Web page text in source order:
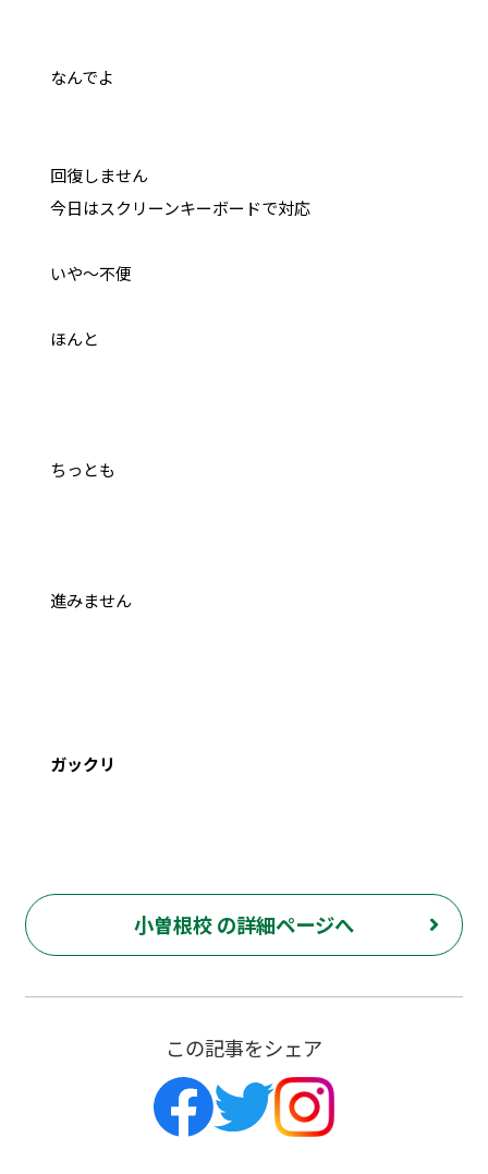
なんでよ
回復しません
今日はスクリーンキーボードで対応
いや～不便
ほんと
ちっとも
進みません
ガックリ
小曽根校 の詳細ページへ
この記事をシェア